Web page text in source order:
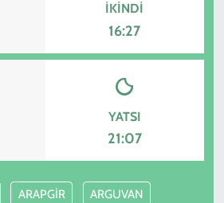
İKINDI
16:27
YATSI
21:07
ARAPGİR ARGUVAN